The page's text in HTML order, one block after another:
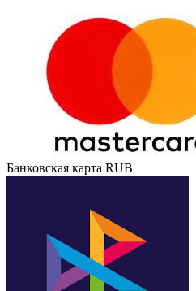
Банковская карта RUB